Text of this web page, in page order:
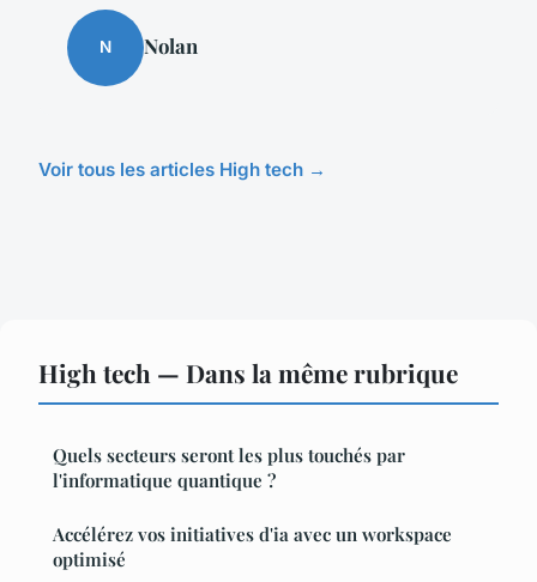
N Nolan
Voir tous les articles High tech →
High tech — Dans la même rubrique
Quels secteurs seront les plus touchés par
l'informatique quantique ?
Accélérez vos initiatives d'ia avec un workspace
optimisé